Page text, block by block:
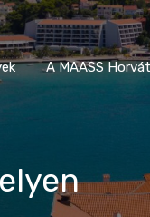
helyek A MAASS
A MAASS